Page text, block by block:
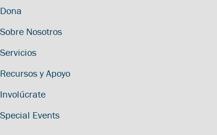
Dona
Sobre Nosotros
Servicios
Recursos y Apoyo
Involúcrate
Special Events